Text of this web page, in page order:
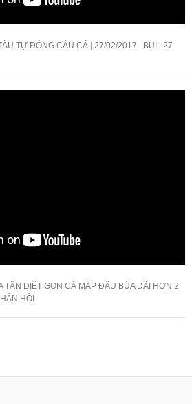
TỰ ĐỘNG CÂU CÁ 27/02/2017 BUI
27
TẤN DIỆT GỌN CÁ MẬP ĐẦU BÚA DÀI HƠN 2
HỒI